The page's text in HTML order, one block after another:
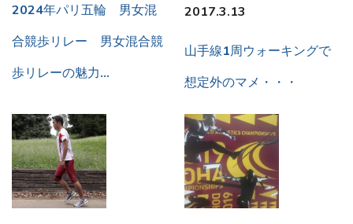
2024年パリ五輪 男女混
合競歩リレー 男女混合競
歩リレーの魅力…
2017.3.13
山手線1周ウォーキングで
想定外のマメ・・・